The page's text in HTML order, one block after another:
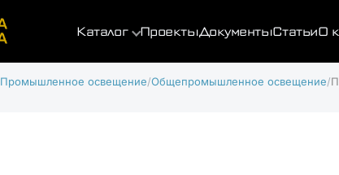
Каталог ПроектыДокументыСтатьиО
Промышленное освещение Общепромышленное освещение